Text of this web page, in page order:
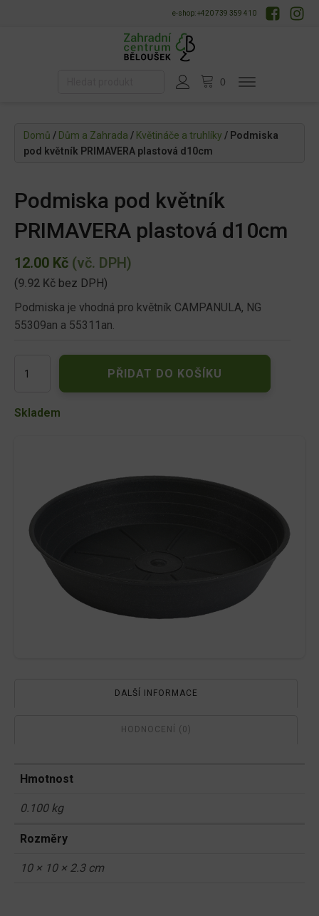
e-shop: +420 739 359 410
Domů / Dům a Zahrada / Květináče a truhlíky / Podmiska
pod květník PRIMAVERA plastová d10cm
Podmiska pod květník
PRIMAVERA plastová d10cm
12.00 Kč (vč. DPH)
(9.92 Kč bez DPH)
Podmiska je vhodná pro květník CAMPANULA, NG
55309an a 55311an.
pod
PRIMAVERA
PŘIDAT DO KOŠÍKU
Skladem
DALŠÍ INFORMACE
HODNOCENÍ (0)
Hmotnost
0.100 kg
Rozměry
10 × 10 × 2.3 cm